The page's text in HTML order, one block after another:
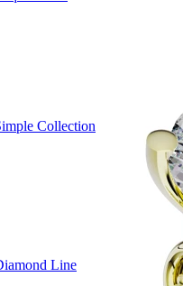
Collection
Line